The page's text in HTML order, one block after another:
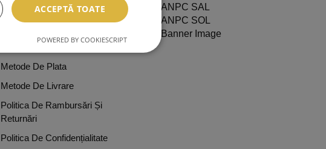
INFO LEGAL
Metode De Plata
Metode De Livrare
Politica De Rambursări Și
Returnări
Politica De Confidențialitate
ACCEPTĂ TOATE
POWERED BY COOKIESCRIPT